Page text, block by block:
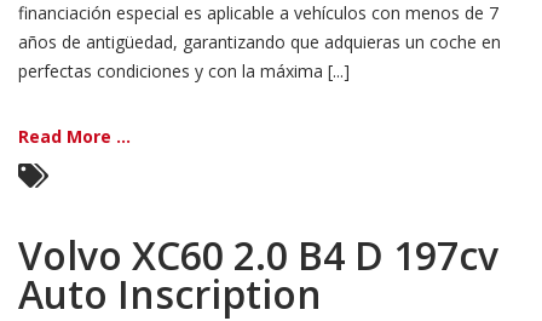
financiación especial es aplicable a vehículos con menos de 7
años de antigüedad, garantizando que adquieras un coche en
perfectas condiciones y con la máxima [...]
Read More ...
Volvo XC60 2.0 B4 D 197cv
Auto Inscription